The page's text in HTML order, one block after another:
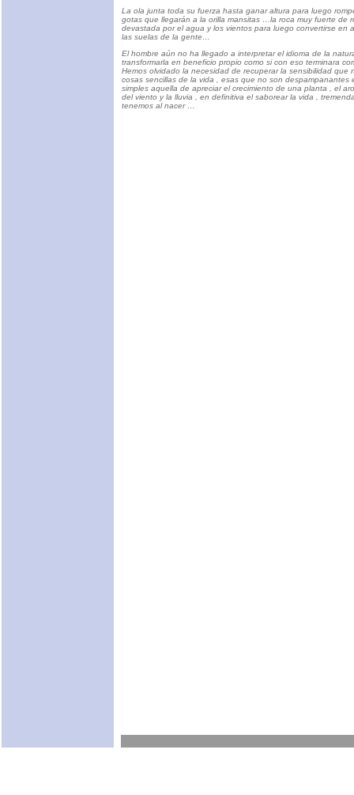
La ola junta toda su fuerza hasta ganar altura para luego
gotas que llegarán a la orilla mansitas …la roca muy fuerte de
devastada por el agua y los vientos para luego convertirse en
las suelas de la gente…
El hombre aún no ha llegado a interpretar el idioma de la
transformarla en beneficio propio como si con eso terminara
Hemos olvidado la necesidad de recuperar la sensibilidad que
cosas sencillas de la vida , esas que no son despampanantes
simples aquella de apreciar el crecimiento de una planta , el
del viento y la lluvia , en definitiva el saborear la vida ,
tenemos al nacer …